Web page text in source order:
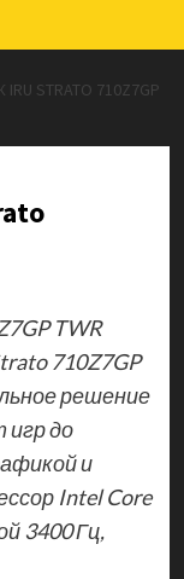
STRATO 710Z7GP
TWR
710Z7GP
решение
игр до
и
Intel Core
3400 Гц,